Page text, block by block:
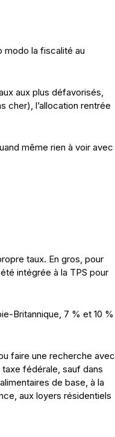
modo la fiscalité au
aux plus défavorisés,
cher), l’allocation rentrée
même rien à voir avec
taux. En gros, pour
intégrée à la TPS pour
Britannique, 7 % et 10 %
faire une recherche avec
taxe fédérale, sauf dans
de base, à la
aux loyers résidentiels